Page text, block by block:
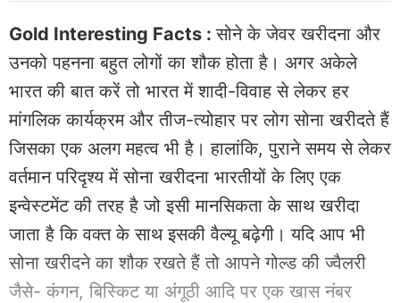
Gold Interesting Facts :सोने के जेवर खरीदना और
उनको पहनना बहुत लोगों का शौक होता है। अगर अकेले
भारत की बात करें तो भारत में शादी-विवाह से लेकर हर
मांगलिक कार्यक्रम और तीज-त्योहार पर लोग सोना खरीदते हैं
जिसका एक अलग महत्व भी है। हालांकि, पुराने समय से लेकर
वर्तमान परिदृश्य में सोना खरीदना भारतीयों के लिए एक
इन्वेस्टमेंट की तरह है जो इसी मानसिकता के साथ खरीदा
जाता है कि वक्त के साथ इसकी वैल्यू बढ़ेगी। यदि आप भी
सोना खरीदने का शौक रखते हैं तो आपने गोल्ड की ज्वैलरी
जैसे- कंगन, बिस्किट या अंगूठी आदि पर एक खास नंबर